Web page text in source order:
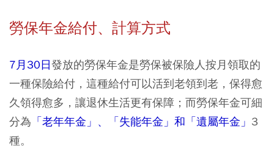
勞保年金給付、計算方式
7月30日發放的勞保年金是勞保被保險人按月領取的
一種保險給付，這種給付可以活到老領到老，保得愈
久領得愈多，讓退休生活更有保障；而勞保年金可細
分為 「老年年金」、「失能年金」和「遺屬年金」 3
種。